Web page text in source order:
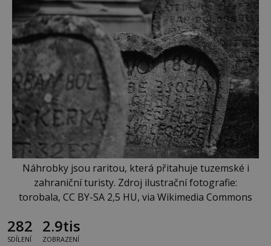
Náhrobky jsou raritou, která přitahuje tuzemské i
zahraniční turisty. Zdroj ilustrační fotografie:
torobala, CC BY-SA 2,5 HU, via Wikimedia Commons
282
SDÍLENÍ
2.9tis
ZOBRAZENÍ